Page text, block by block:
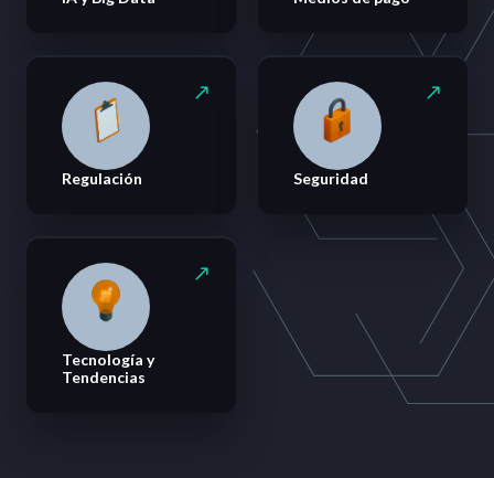
Regulación Seguridad
Tecnología y
Tendencias